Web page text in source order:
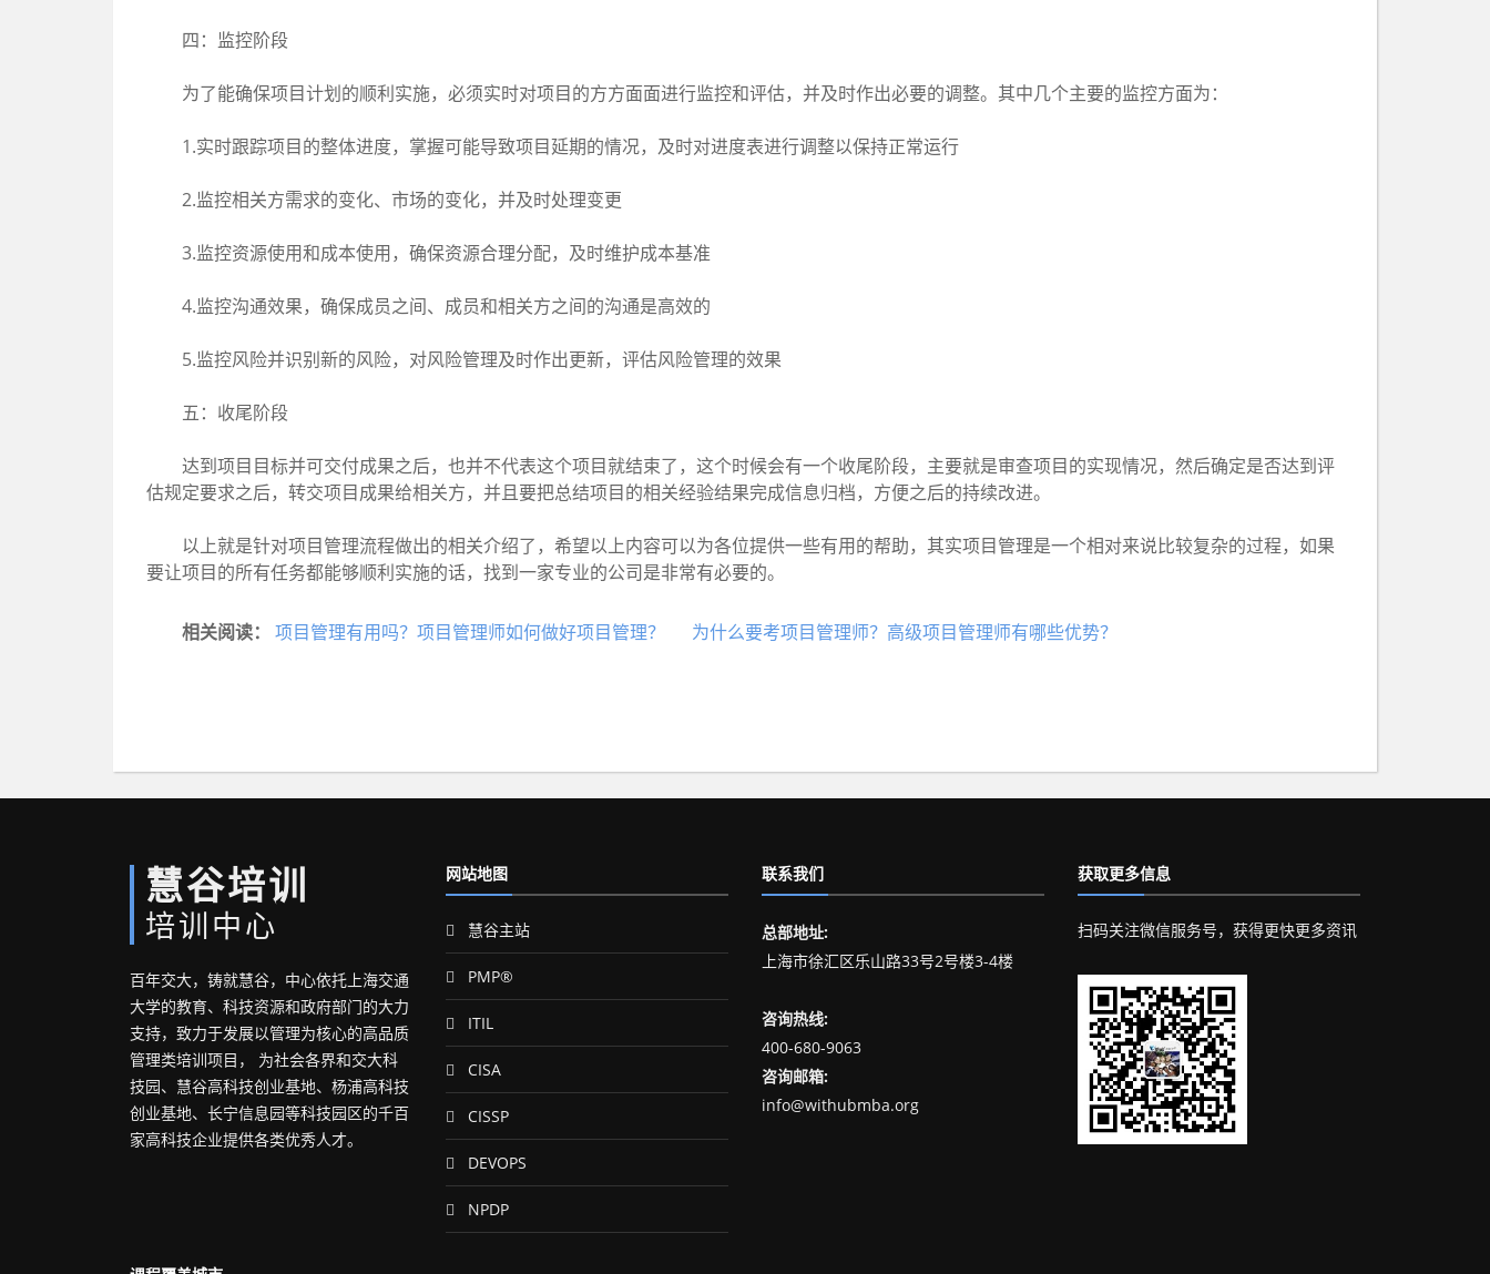
四：监控阶段
为了能确保项目计划的顺利实施，必须实时对项目的方方面面进行监控和评估，并及时作出必要的调整。其中几个主要的监控方面为：
1.实时跟踪项目的整体进度，掌握可能导致项目延期的情况，及时对进度表进行调整以保持正常运行
2.监控相关方需求的变化、市场的变化，并及时处理变更
3.监控资源使用和成本使用，确保资源合理分配，及时维护成本基准
4.监控沟通效果，确保成员之间、成员和相关方之间的沟通是高效的
5.监控风险并识别新的风险，对风险管理及时作出更新，评估风险管理的效果
五：收尾阶段
达到项目目标并可交付成果之后，也并不代表这个项目就结束了，这个时候会有一个收尾阶段，主要就是审查项目的实现情况，然后确定是否达到评
估规定要求之后，转交项目成果给相关方，并且要把总结项目的相关经验结果完成信息归档，方便之后的持续改进。
以上就是针对项目管理流程做出的相关介绍了，希望以上内容可以为各位提供一些有用的帮助，其实项目管理是一个相对来说比较复杂的过程，如果
要让项目的所有任务都能够顺利实施的话，找到一家专业的公司是非常有必要的。
相关阅读： 项目管理有用吗？项目管理师如何做好项目管理？ 为什么要考项目管理师？高级项目管理师有哪些优势？
慧谷培训
培训中心
百年交大，铸就慧谷，中心依托上海交通
大学的教育、科技资源和政府部门的大力
支持，致力于发展以管理为核心的高品质
管理类培训项目， 为社会各界和交大科
技园、慧谷高科技创业基地、杨浦高科技
创业基地、长宁信息园等科技园区的千百
家高科技企业提供各类优秀人才。
网站地图
慧谷主站
PMP®
ITIL
CISA
CISSP
DEVOPS
NPDP
联系我们
总部地址:
上海市徐汇区乐山路33号2号楼3-4楼
咨询热线:
400-680-9063
咨询邮箱:
info@withubmba.org
获取更多信息
扫码关注微信服务号，获得更快更多资讯